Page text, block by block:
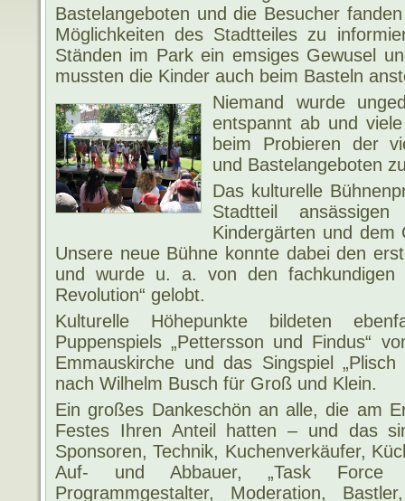
Bastelangeboten und die Besucher
Möglichkeiten des Stadtteiles zu
Ständen im Park ein emsiges Gewusel
mussten die Kinder auch beim Basteln
Niemand wurde
entspannt ab und
beim Probieren der
und Bastelangeboten
Das kulturelle
Stadtteil
Kindergärten und dem
Unsere neue Bühne konnte dabei den
und wurde u. a. von den fachkundigen
Revolution“ gelobt.
Kulturelle Höhepunkte bildeten
Puppenspiels „Pettersson und Findus“
Emmauskirche und das Singspiel
nach Wilhelm Busch für Groß und Klein.
Ein großes Dankeschön an alle, die am
Festes Ihren Anteil hatten – und das
Sponsoren, Technik, Kuchenverkäufer,
Auf- und Abbauer, „Task Force
Programmgestalter, Moderation,